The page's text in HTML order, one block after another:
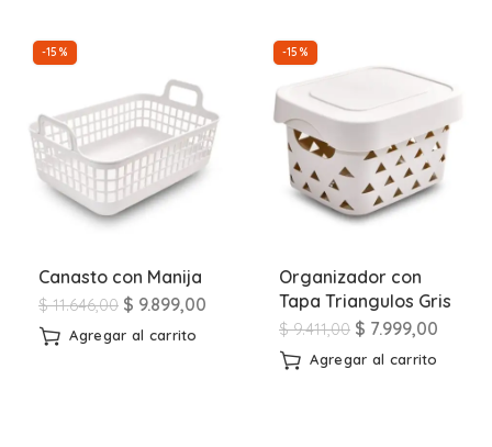
-15%
Canasto con Manija
$11.646,00 $ 9.899,00
Agregar al carrito
-15%
Organizador con
Tapa Triangulos Gris
$9.411,00 $ 7.999,00
Agregar al carrito